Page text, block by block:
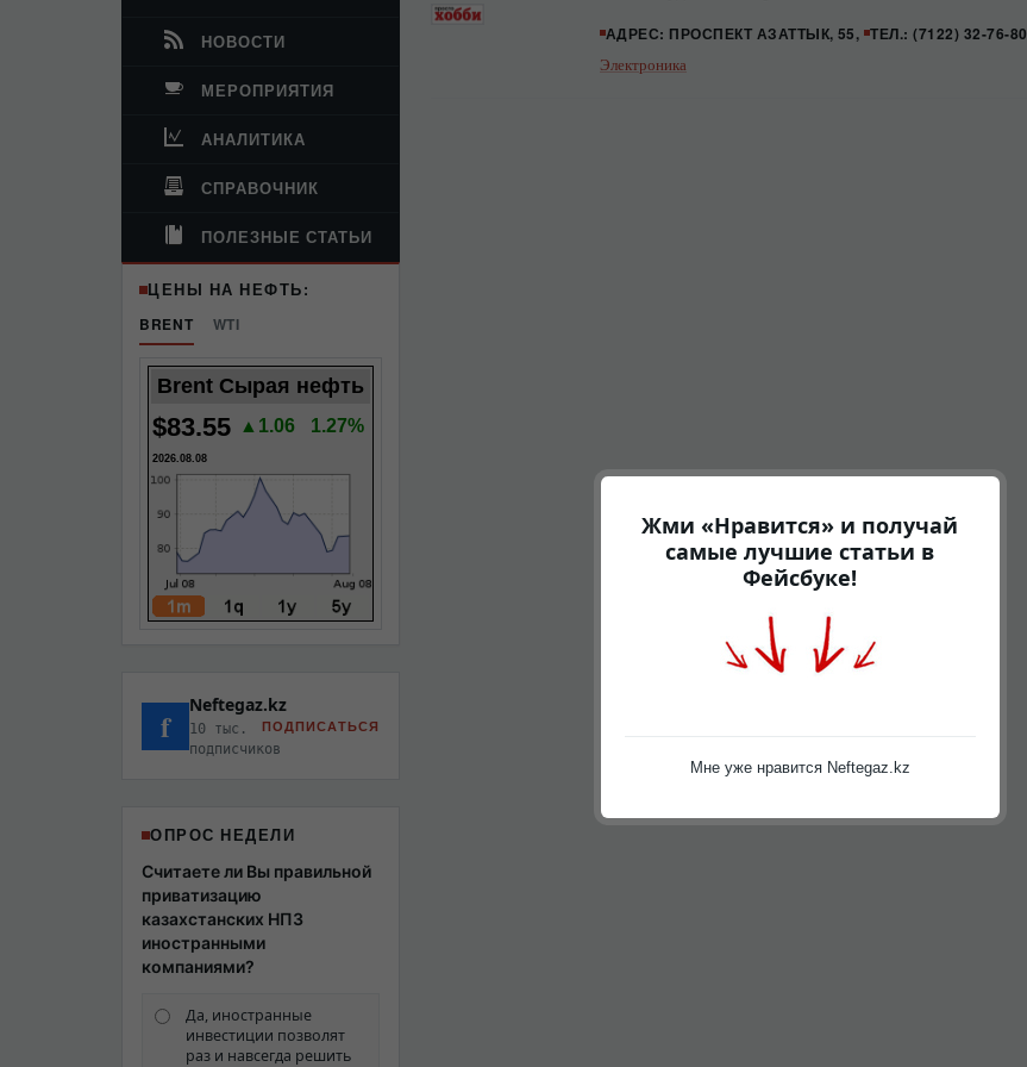
НОВОСТИ
МЕРОПРИЯТИЯ
АНАЛИТИКА
СПРАВОЧНИК
ПОЛЕЗНЫЕ СТАТЬИ
ЦЕНЫ НА НЕФТЬ:
BRENT
WTI
Brent Сырая нефть
$83.55 ▲1.06 1.27%
2026.08.08
f Neftegaz.kz
10 тыс.
подписчиков
ПОДПИСАТЬСЯ
ОПРОС НЕДЕЛИ
Считаете ли Вы правильной
приватизацию
казахстанских НПЗ
иностранными
компаниями?
Да, иностранные
инвестиции позволят
раз и навсегда решить
АДРЕС: ПРОСПЕКТ АЗАТТЫК, 55, ТЕЛ.: (7122) 32-76-80
Электроника
Жми «Нравится» и получай
самые лучшие статьи в
Фейсбуке!
Мне уже нравится Neftegaz.kz